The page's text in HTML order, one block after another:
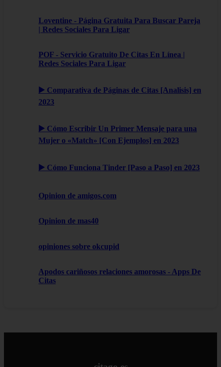
Loventine - Página Gratuita Para Buscar Pareja
| Redes Sociales Para Ligar
POF - Servicio Gratuito De Citas En Línea |
Redes Sociales Para Ligar
▶️ Comparativa de Páginas de Citas [Analisis] en
2023
▶️ Cómo Escribir Un Primer Mensaje para una
Mujer o «Match» [Con Ejemplos] en 2023
▶️ Cómo Funciona Tinder [Paso a Paso] en 2023
Opinion de amigos.com
Opinion de mas40
opiniones sobre okcupid
Apodos cariñosos relaciones amorosas - Apps De
Citas